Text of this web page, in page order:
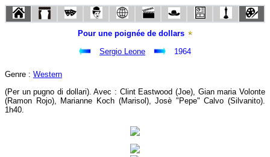
Pour une poignée de dollars
Sergio Leone
1964
Genre : Western
(Per un pugno di dollari). Avec : Clint Eastwood (Joe), Gian maria Volonte
(Ramon Rojo), Marianne Koch (Marisol), Josè "Pepe" Calvo (Silvanito).
1h40.